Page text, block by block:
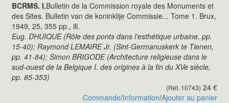
BCRMS. I.Bulletin de la Commission royale des Monuments et
des Sites. Bulletin van de koninklije Commissie... Tome 1. Brux,
1949, 25, 355 pp., ill.
Eug. DHUIQUE (Rôle des ponts dans l'esthétique urbaine, pp.
15-40); Raymond LEMAIRE Jr. (Sint-Germanuskerk te Tienen,
pp. 41-84); Simon BRIGODE (Architecture religieuse dans le
sud-ouest de la Belgique I. des origines à la fin du XVe siècle,
pp. 85-353)
(Réf. 10743) 24 €
Commande/Information/Ajouter au panier